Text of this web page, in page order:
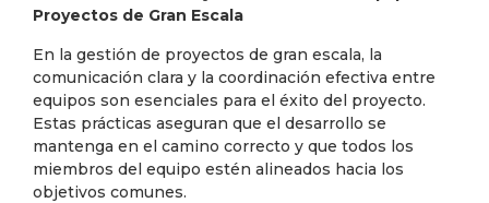
Proyectos de Gran Escala
En la gestión de proyectos de gran escala, la
comunicación clara y la coordinación efectiva entre
equipos son esenciales para el éxito del proyecto.
Estas prácticas aseguran que el desarrollo se
mantenga en el camino correcto y que todos los
miembros del equipo estén alineados hacia los
objetivos comunes.